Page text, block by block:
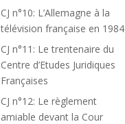
CJ n°10: L’Allemagne à la
télévision française en 1984
CJ n°11: Le trentenaire du
Centre d’Etudes Juridiques
Françaises
CJ n°12: Le règlement
amiable devant la Cour